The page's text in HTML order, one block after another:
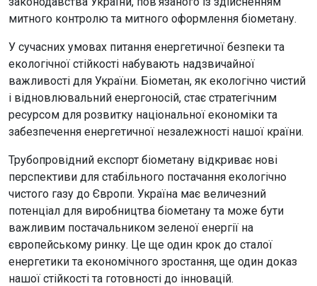
митного контролю та митного оформлення біометану.
У сучасних умовах питання енергетичної безпеки та
екологічної стійкості набувають надзвичайної
важливості для України. Біометан, як екологічно чистий
і відновлювальний енергоносій, стає стратегічним
ресурсом для розвитку національної економіки та
забезпечення енергетичної незалежності нашої країни.
Трубопровідний експорт біометану відкриває нові
перспективи для стабільного постачання екологічно
чистого газу до Європи. Україна має величезний
потенціал для виробництва біометану та може бути
важливим постачальником зеленої енергії на
європейському ринку. Це ще один крок до сталої
енергетики та економічного зростання, ще один доказ
нашої стійкості та готовності до інновацій.